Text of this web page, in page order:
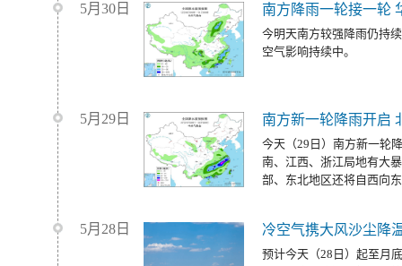
5月30日 南方降雨一轮接一轮
今明天南方较强降雨仍持
空气影响持续中。
5月29日 南方新一轮降雨开启
今天（29日）南方新一轮
南、江西、浙江局地有大
部、东北地区还将自西向
5月28日 冷空气携大风沙尘降
预计今天（28日）起至月